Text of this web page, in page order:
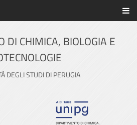
web di Ateneo
DI CHIMICA, BIOLOGIA E
DEGLI STUDI DI PERUGIA